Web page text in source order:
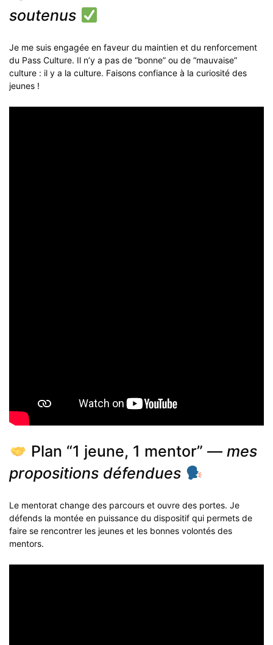
soutenus
Je me suis engagée en faveur du maintien et du renforcement
du Pass Culture. Il n’y a pas de “bonne” ou de “mauvaise”
culture : il y a la culture. Faisons confiance à la curiosité des
jeunes !
Plan “1 jeune, 1 mentor” — mes
propositions défendues
Le mentorat change des parcours et ouvre des portes. Je
défends la montée en puissance du dispositif qui permets de
faire se rencontrer les jeunes et les bonnes volontés des
mentors.